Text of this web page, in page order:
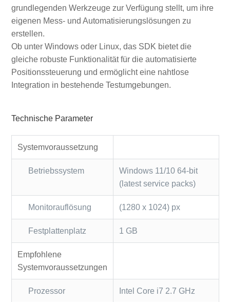
grundlegenden Werkzeuge zur Verfügung stellt, um ihre
eigenen Mess- und Automatisierungslösungen zu
erstellen.
Ob unter Windows oder Linux, das SDK bietet die
gleiche robuste Funktionalität für die automatisierte
Positionssteuerung und ermöglicht eine nahtlose
Integration in bestehende Testumgebungen.
Technische Parameter
Systemvoraussetzung
Betriebssystem
Windows 11/10 64-bit
(latest service packs)
Monitorauflösung (1280 x 1024) px
Festplattenplatz 1 GB
Empfohlene
Systemvoraussetzungen
Prozessor Intel Core i7 2.7 GHz